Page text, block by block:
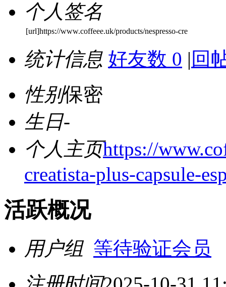
个人签名
[url]https://www.coffeee.uk/products/nespresso-cre
统计信息 好友数 0 | 回
性别保密
生日-
个人主页https://
creatista-plus-capsule-
活跃概况
用户组 等待验证会员